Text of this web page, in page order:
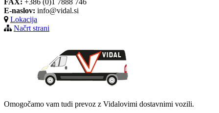
FAX: +386 (0)1 7888 746
E-naslov: info@vidal.si
Lokacija
Načrt strani
Omogočamo vam tudi prevoz z Vidalovimi dostavnimi vozili.